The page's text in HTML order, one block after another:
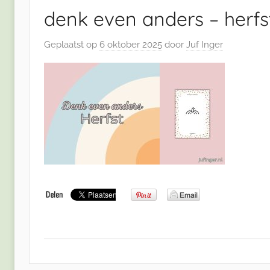
denk even anders –
Geplaatst op 6 oktober 2025 door Juf Inger